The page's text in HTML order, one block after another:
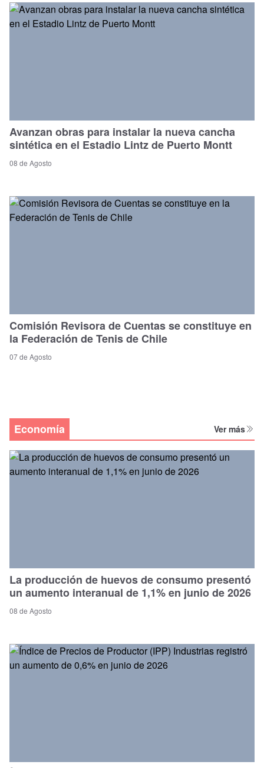
Avanzan obras para instalar la nueva cancha
sintética en el Estadio Lintz de Puerto Montt
08 de Agosto
Comisión Revisora de Cuentas se constituye en
la Federación de Tenis de Chile
07 de Agosto
Economía Ver más
La producción de huevos de consumo presentó
un aumento interanual de 1,1% en junio de 2026
08 de Agosto